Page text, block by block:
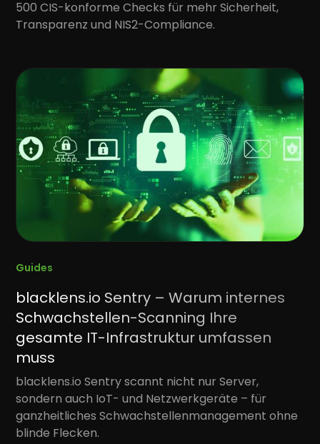
500 CIS-konforme Checks für mehr Sicherheit,
Transparenz und NIS2-Compliance.
Guides
blacklens.io Sentry – Warum internes
Schwachstellen-Scanning Ihre
gesamte IT-Infrastruktur umfassen
muss
blacklens.io Sentry scannt nicht nur Server,
sondern auch IoT- und Netzwerkgeräte – für
ganzheitliches Schwachstellenmanagement ohne
blinde Flecken.